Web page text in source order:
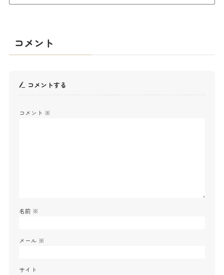
コメント
コメントする
コメント ※
名前 ※
メール ※
サイト